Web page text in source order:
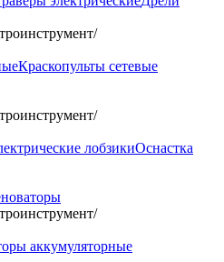
/
Краскопульты сетевые
/
лобзикиОснастка
/
аккумуляторные